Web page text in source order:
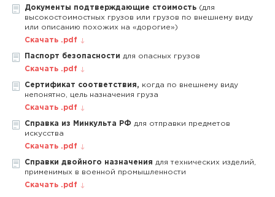
Документы подтверждающие стоимость (для
высокостоимостных грузов или грузов по внешнему виду
или описанию похожих на «дорогие»)
Скачать .pdf
Паспорт безопасности для опасных грузов
Скачать .pdf
Сертификат соответствия, когда по внешнему виду
непонятно, цель назначения груза
Скачать .pdf
Справка из Минкульта РФ для отправки предметов
искусства
Скачать .pdf
Справки двойного назначения для технических изделий,
применимых в военной промышленности
Скачать .pdf